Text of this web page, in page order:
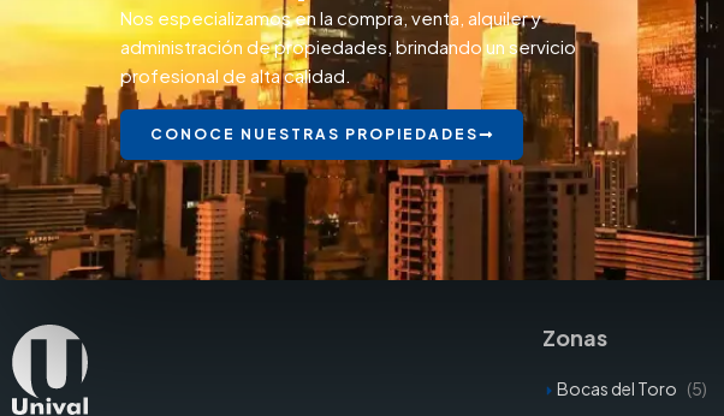
Nos especializamos en la compra, venta, alquiler y
administración de propiedades, brindando un servicio
profesional de alta calidad.
CONOCE NUESTRAS PROPIEDADES
Zonas
Bocas del Toro (5)